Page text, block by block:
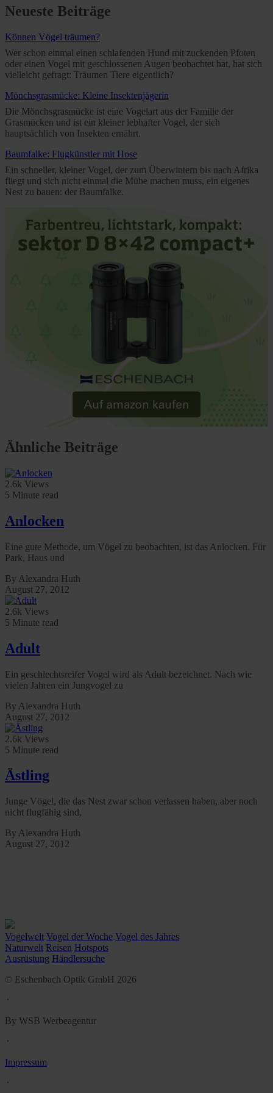
Neueste Beiträge
Können Vögel träumen?
Wer schon einmal einen schlafenden Hund mit zuckenden Pfoten
oder einen Vogel mit geschlossenen Augen beobachtet hat, hat sich
vielleicht gefragt: Träumen Tiere eigentlich?
Mönchsgrasmücke: Kleine Insektenjägerin
Die Mönchsgrasmücke ist eine Vogelart aus der Familie der
Grasmücken und ist ein kleiner lebhafter Vogel, der sich
hauptsächlich von Insekten ernährt.
Baumfalke: Flugkünstler mit Hose
Ein schneller, kleiner Vogel, der zum Überwintern bis nach Afrika
fliegt und sich nicht einmal die Mühe machen muss, ein eigenes
Nest zu bauen: der Baumfalke.
Ähnliche Beiträge
2.6k Views
5 Minute read
Anlocken
Eine gute Methode, um Vögel zu beobachten, ist das Anlocken. Für
Park, Haus und
By Alexandra Huth
August 27, 2012
2.6k Views
5 Minute read
Adult
Ein geschlechtsreifer Vogel wird als Adult bezeichnet. Nach wie
vielen Jahren ein Jungvogel zu
By Alexandra Huth
August 27, 2012
2.6k Views
5 Minute read
Ästling
Junge Vögel, die das Nest zwar schon verlassen haben, aber noch
nicht flugfähig sind,
By Alexandra Huth
August 27, 2012
Vogelwelt Vogel der Woche Vogel des Jahres
Naturwelt Reisen Hotspots
Ausrüstung Händlersuche
© Eschenbach Optik GmbH 2026
᛫
By WSB Werbeagentur
᛫
Impressum
᛫